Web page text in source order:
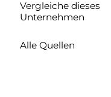
Vergleiche dieses
Unternehmen
Alle Quellen